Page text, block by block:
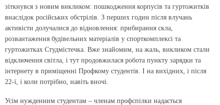
зіткнувся з новим викликом: пошкодження корпусів та гуртожитків
внаслідок ро­сійських обстрілів. З перших годин після влучань
активісти долучалися до відновлення: прибирання скла,
розвантаження будівельних матеріалів у спорткомплексі та
гуртожитках Студмістечка. Вже знайомим, на жаль, викликом стали
відключення світла, і тут продовжилася робота пункту зарядки та
інтернету в приміщенні Профкому студентів. І на вихідних, і після
22-ї, і коли потрібно, навіть вночі.
Усім нужденним студентам – членам профспілки надається